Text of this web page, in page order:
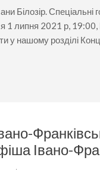
Білозір.
1 липня 2021 р,
у нашому розділі
Івано-